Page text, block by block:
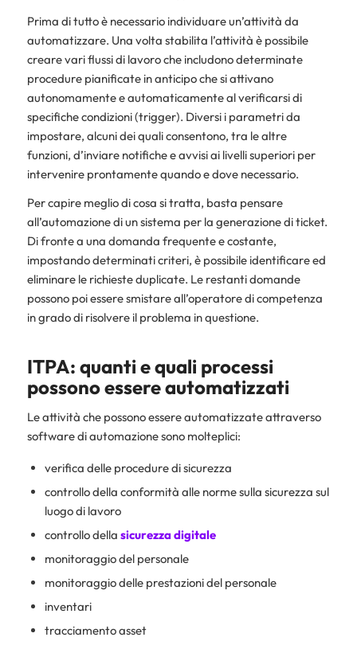
Prima di tutto è necessario individuare un’attività da
automatizzare. Una volta stabilita l’attività è possibile
creare vari flussi di lavoro che includono determinate
procedure pianificate in anticipo che si attivano
autonomamente e automaticamente al verificarsi di
specifiche condizioni (trigger). Diversi i parametri da
impostare, alcuni dei quali consentono, tra le altre
funzioni, d’inviare notifiche e avvisi ai livelli superiori per
intervenire prontamente quando e dove necessario.
Per capire meglio di cosa si tratta, basta pensare
all’automazione di un sistema per la generazione di ticket.
Di fronte a una domanda frequente e costante,
impostando determinati criteri, è possibile identificare ed
eliminare le richieste duplicate. Le restanti domande
possono poi essere smistare all’operatore di competenza
in grado di risolvere il problema in questione.
ITPA: quanti e quali processi
possono essere automatizzati
Le attività che possono essere automatizzate attraverso
software di automazione sono molteplici:
verifica delle procedure di sicurezza
controllo della conformità alle norme sulla sicurezza sul
luogo di lavoro
controllo della sicurezza digitale
monitoraggio del personale
monitoraggio delle prestazioni del personale
inventari
tracciamento asset